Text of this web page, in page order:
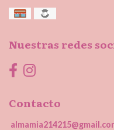
Nuestras redes
Contacto